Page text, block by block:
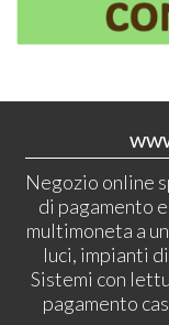
Negozio online
di pagamento
multimoneta a
luci, impianti
Sistemi con
pagamento